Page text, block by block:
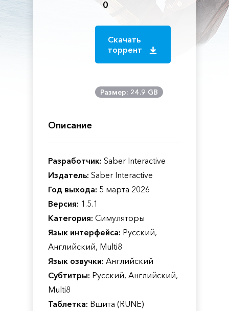
0
Скачать
торрент
Размер: 24.9 GB
Описание
Разработчик: Saber Interactive
Издатель: Saber Interactive
Год выхода: 5 марта 2026
Версия: 1.5.1
Категория: Симуляторы
Язык интерфейса: Русский,
Английский, Multi8
Язык озвучки: Английский
Субтитры: Русский, Английский,
Multi8
Таблетка: Вшита (RUNE)